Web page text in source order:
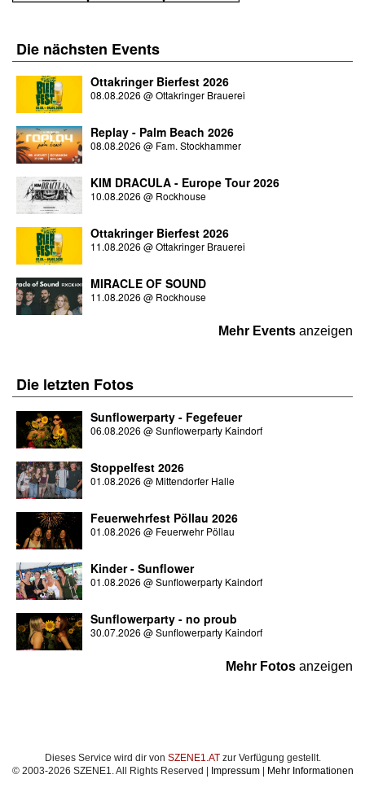
Die nächsten Events
Ottakringer Bierfest 2026
08.08.2026 @Ottakringer Brauerei
Replay - Palm Beach 2026
08.08.2026 @ Fam. Stockhammer
KIM DRACULA - Europe Tour 2026
10.08.2026 @ Rockhouse
Ottakringer Bierfest 2026
11.08.2026 @Ottakringer Brauerei
MIRACLE OF SOUND
11.08.2026 @ Rockhouse
Mehr Events anzeigen
Die letzten Fotos
Sunflowerparty - Fegefeuer
06.08.2026 @Sunflowerparty Kaindorf
Stoppelfest 2026
01.08.2026 @Mittendorfer Halle
Feuerwehrfest Pöllau 2026
01.08.2026 @ Feuerwehr Pöllau
Kinder - Sunflower
01.08.2026 @Sunflowerparty Kaindorf
Sunflowerparty - no proub
30.07.2026 @Sunflowerparty Kaindorf
Mehr Fotos anzeigen
Dieses Service wird dir von SZENE1.ATzur Verfügung gestellt.
© 2003-2026 SZENE1. All Rights Reserved |
Impressum| Mehr Informationen